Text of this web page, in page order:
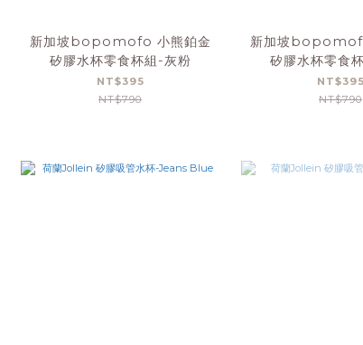
新加坡bopomofo 小熊鉑金
矽膠水杯零食杯組-灰粉
NT$395
NT$790
新加坡
矽膠水杯零食
NT$395
NT$790